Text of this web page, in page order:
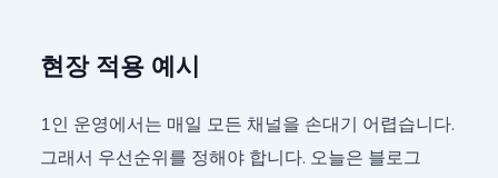
현장 적용 예시
1인 운영에서는 매일 모든 채널을 손대기 어렵습니다.
그래서 우선순위를 정해야 합니다. 오늘은 블로그